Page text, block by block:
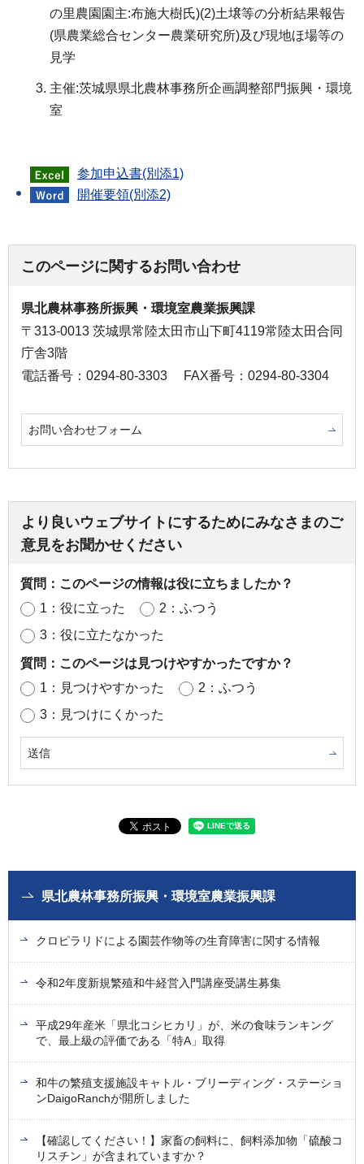
の里農園園主:布施大樹氏)(2)土壌等の分析結果報告
(県農業総合センター農業研究所)及び現地ほ場等の
見学
主催:茨城県県北農林事務所企画調整部門振興・環境
室
参加申込書(別添1)
開催要領(別添2)
このページに関するお問い合わせ
県北農林事務所振興・環境室農業振興課
〒313-0013 茨城県常陸太田市山下町4119常陸太田合同
庁舎3階
電話番号：0294-80-3303
FAX番号：0294-80-3304
お問い合わせフォーム
より良いウェブサイトにするためにみなさまのご
意見をお聞かせください
質問：このページの情報は役に立ちましたか？
1：役に立った
2：ふつう
3：役に立たなかった
質問：このページは見つけやすかったですか？
1：見つけやすかった
2：ふつう
3：見つけにくかった
県北農林事務所振興・環境室農業振興課
クロピラリドによる園芸作物等の生育障害に関する情報
令和2年度新規繁殖和牛経営入門講座受講生募集
平成29年産米「県北コシヒカリ」が、米の食味ランキング
で、最上級の評価である「特A」取得
和牛の繁殖支援施設キャトル・ブリーディング・ステーショ
ンDaigoRanchが開所しました
【確認してください！】家畜の飼料に、飼料添加物「硫酸コ
リスチン」が含まれていますか？